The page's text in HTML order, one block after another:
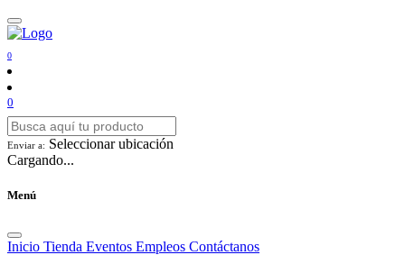
0
0
Enviar a: Seleccionar ubicación
Cargando...
Menú
Inicio Tienda Eventos Empleos Contáctanos